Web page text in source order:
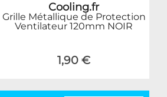
Cooling.fr
Grille Métallique de Protection
Ventilateur 120mm NOIR
1,90 €